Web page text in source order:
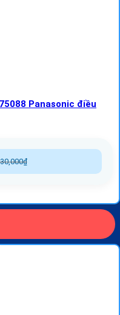
Panasonic điều
₫